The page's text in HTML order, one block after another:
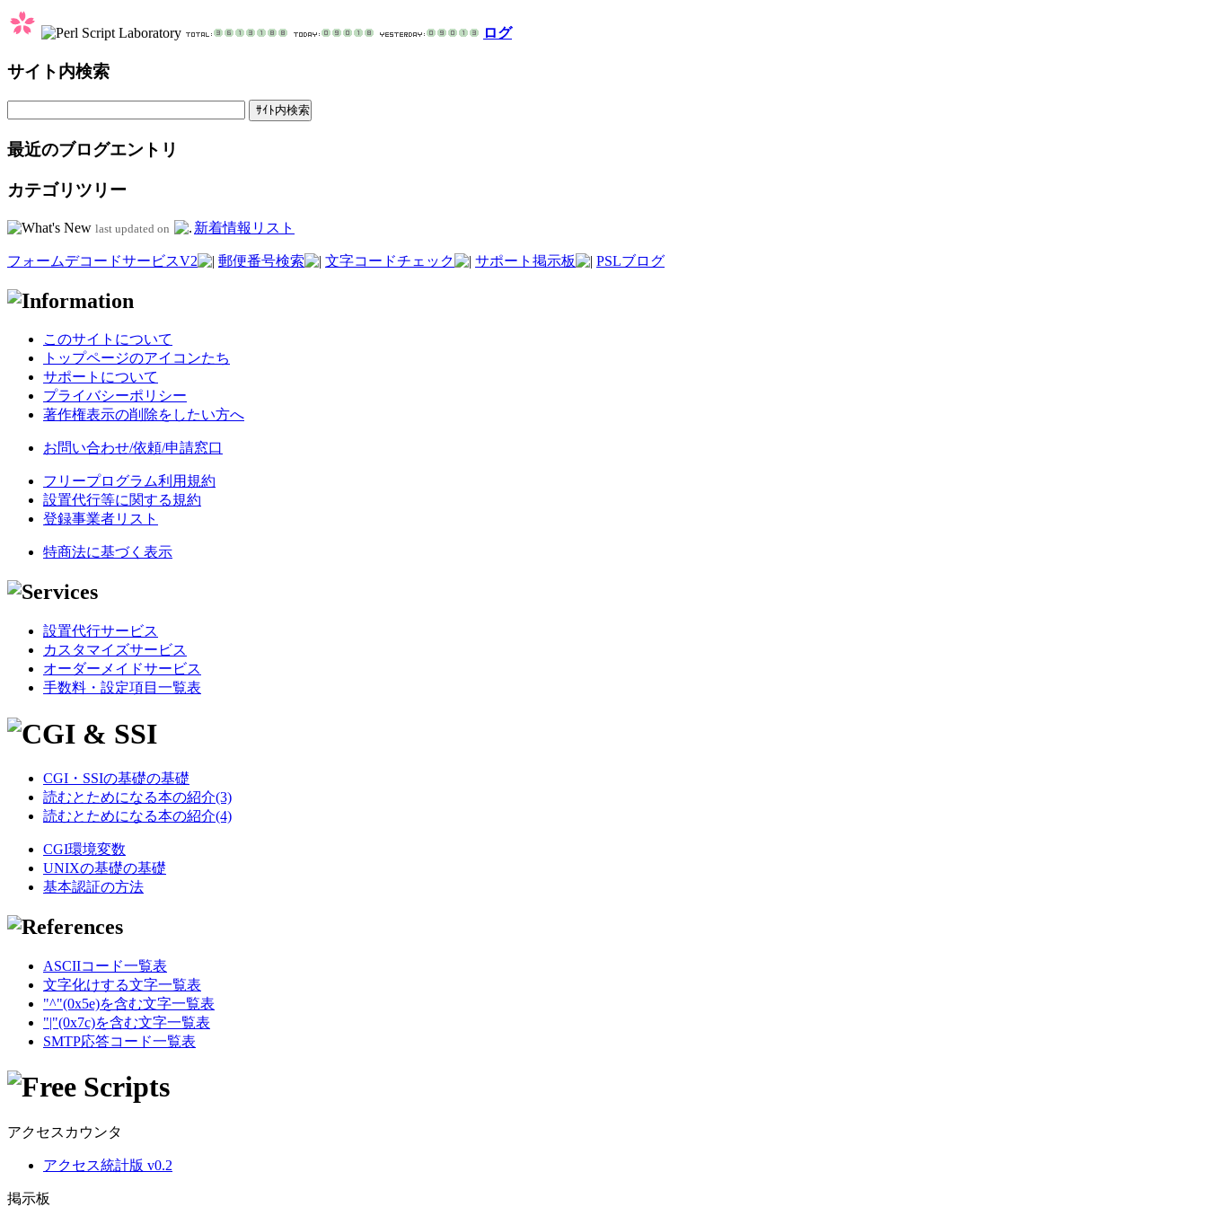
ログ
サイト内検索
最近のブログエントリ
カテゴリツリー
last updated on 新着情報リスト
フォームデコードサービスV2 郵便番号検索 文字コードチェック サポート掲示板 PSLブログ
このサイトについて
トップページのアイコンたち
サポートについて
プライバシーポリシー
著作権表示の削除をしたい方へ
お問い合わせ/依頼/申請窓口
フリープログラム利用規約
設置代行等に関する規約
登録事業者リスト
特商法に基づく表示
設置代行サービス
カスタマイズサービス
オーダーメイドサービス
手数料・設定項目一覧表
CGI・SSIの基礎の基礎
読むとためになる本の紹介(3)
読むとためになる本の紹介(4)
CGI環境変数
UNIXの基礎の基礎
基本認証の方法
ASCIIコード一覧表
文字化けする文字一覧表
"^"(0x5e)を含む文字一覧表
"|"(0x7c)を含む文字一覧表
SMTP応答コード一覧表
アクセスカウンタ
アクセス統計版 v0.2
掲示板